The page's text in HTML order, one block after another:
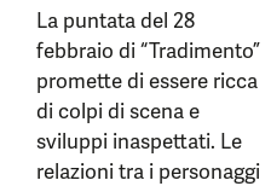
La puntata del 28
febbraio di “Tradimento”
promette di essere ricca
di colpi di scena e
sviluppi inaspettati. Le
relazioni tra i personaggi